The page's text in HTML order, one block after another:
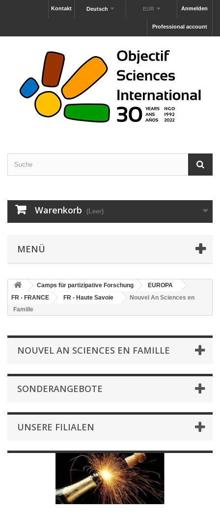
Anmelden
EUR
Deutsch
Kontakt
Professional account
Warenkorb (Leer)
MENÜ
Camps für partizipative Forschung
EUROPA
FR - FRANCE
FR - Haute Savoie
Nouvel An Sciences en
Famille
NOUVEL AN SCIENCES EN FAMILLE
SONDERANGEBOTE
UNSERE FILIALEN